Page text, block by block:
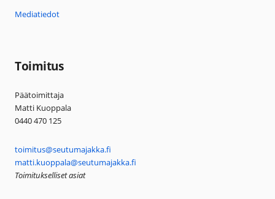
Mediatiedot
Toimitus
Päätoimittaja
Matti Kuoppala
0440 470 125
toimitus@seutumajakka.fi
matti.kuoppala@seutumajakka.fi
Toimitukselliset asiat